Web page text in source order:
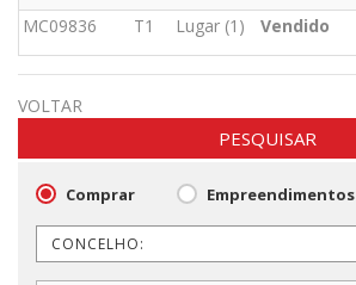
MC09836 T1 Lugar (1) Vendido
VOLTAR
PESQUISAR
Comprar Empreendimentos
CONCELHO: